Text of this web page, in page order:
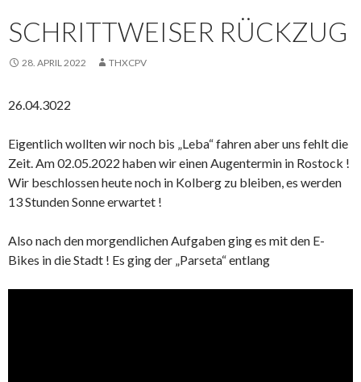
SCHRITTWEISER RÜCKZUG
28. APRIL 2022 THXCPV
26.04.3022
Eigentlich wollten wir noch bis „Leba“ fahren aber uns fehlt die
Zeit. Am 02.05.2022 haben wir einen Augentermin in Rostock !
Wir beschlossen heute noch in Kolberg zu bleiben, es werden
13 Stunden Sonne erwartet !
Also nach den morgendlichen Aufgaben ging es mit den E-
Bikes in die Stadt ! Es ging der „Parseta“ entlang